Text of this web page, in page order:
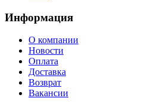
Информация
О компании
Новости
Оплата
Доставка
Возврат
Вакансии